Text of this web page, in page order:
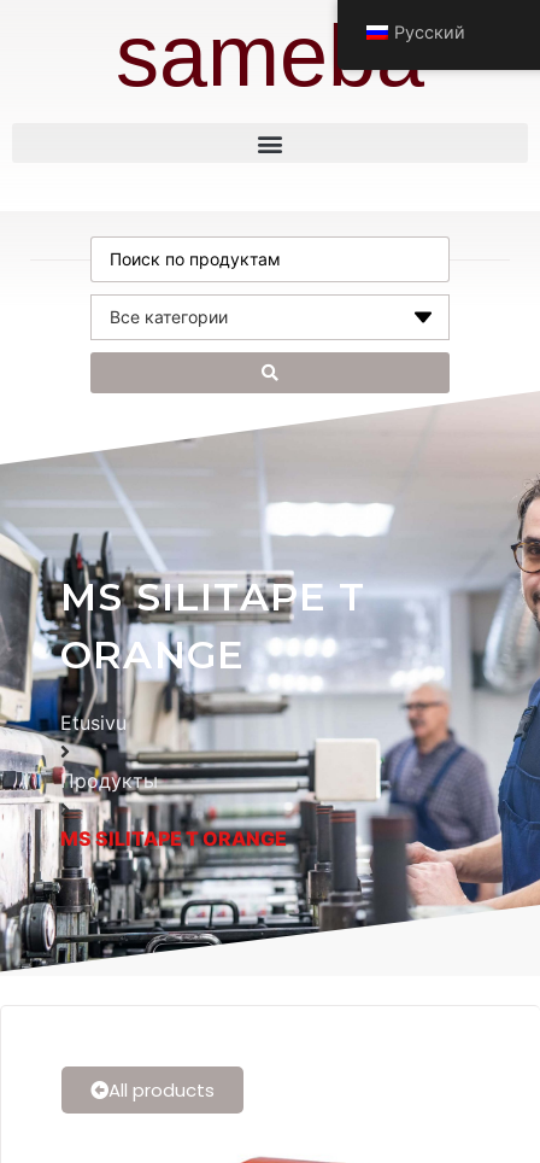
sameba
MS SILITAPE T
ORANGE
Etusivu
Продукты
MS SILITAPE T ORANGE
All products
Русский